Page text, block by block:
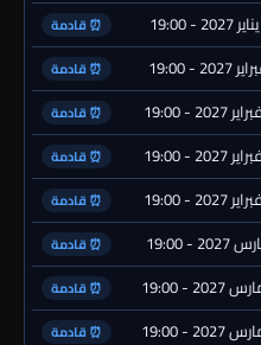
⏰ قادمة
⏰ قادمة
⏰ قادمة
⏰ قادمة
⏰ قادمة
⏰ قادمة
⏰ قادمة
⏰ قادمة